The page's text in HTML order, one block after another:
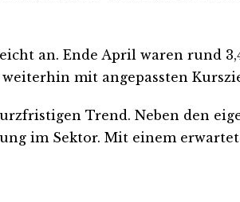
an. Ende April waren rund
mit angepassten
Trend. Neben den
im Sektor. Mit einem